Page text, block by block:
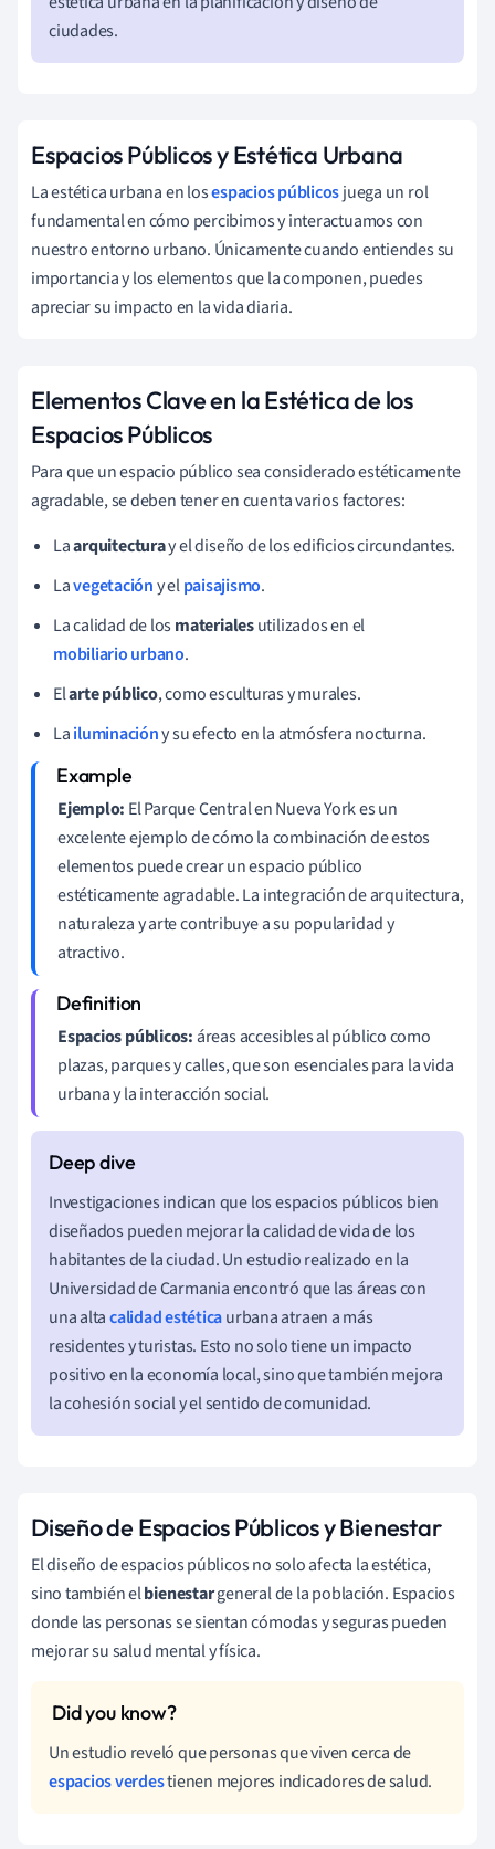
ciudades.
Espacios Públicos y Estética Urbana
La estética urbana en losespacios públicosjuega un rol
fundamental en cómo percibimos y interactuamos con
nuestro entorno urbano. Únicamente cuando entiendes su
importancia y los elementos que la componen, puedes
apreciar su impacto en la vida diaria.
Elementos Clave en la Estética de los
Espacios Públicos
Para que un espacio público sea considerado estéticamente
agradable, se deben tener en cuenta varios factores:
Laarquitecturay el diseño de los edificios circundantes.
Lavegetacióny elpaisajismo.
La calidad de losmaterialesutilizados en el
mobiliario urbano.
Elarte público, como esculturas y murales.
Lailuminacióny su efecto en la atmósfera nocturna.
Ejemplo: El Parque Central en Nueva York es un
excelente ejemplo de cómo la combinación de estos
elementos puede crear un espacio público
estéticamente agradable. La integración de arquitectura,
naturaleza y arte contribuye a su popularidad y
atractivo.
Espacios públicos: áreas accesibles al público como
plazas, parques y calles, que son esenciales para la vida
urbana y la interacción social.
Investigaciones indican que los espacios públicos bien
diseñados pueden mejorar la calidad de vida de los
habitantes de la ciudad. Un estudio realizado en la
Universidad de Carmania encontró que las áreas con
una altacalidad estéticaurbana atraen a más
residentes y turistas. Esto no solo tiene un impacto
positivo en la economía local, sino que también mejora
la cohesión social y el sentido de comunidad.
Diseño de Espacios Públicos y Bienestar
El diseño de espacios públicos no solo afecta la estética,
sino también elbienestargeneral de la población. Espacios
donde las personas se sientan cómodas y seguras pueden
mejorar su salud mental y física.
Un estudio reveló que personas que viven cerca de
espacios verdestienen mejores indicadores de salud.